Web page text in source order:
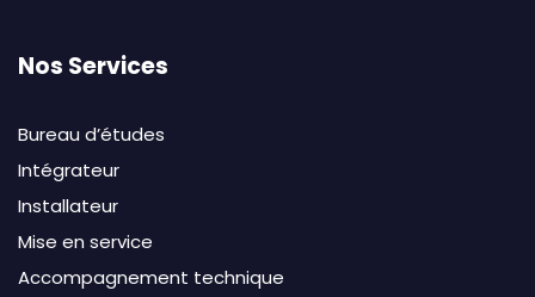
Nos Services
Bureau d’études
Intégrateur
Installateur
Mise en service
Accompagnement technique